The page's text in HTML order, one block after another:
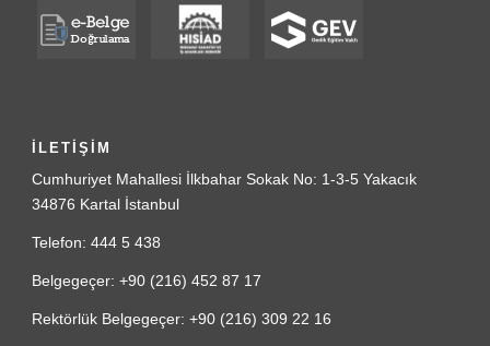
İLETİŞİM
Cumhuriyet Mahallesi İlkbahar Sokak No: 1-3-5 Yakacık
34876 Kartal İstanbul
Telefon: 444 5 438
Belgegeçer: +90 (216) 452 87 17
Rektörlük Belgegeçer: +90 (216) 309 22 16